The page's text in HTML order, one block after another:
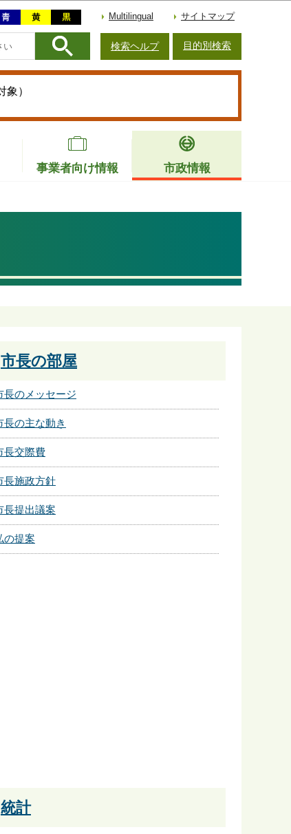
Multilingual サイトマップ
検索ヘルプ 目的別検索
）
事業者向け情報 市政情報
市長の部屋
長のメッセージ
長の主な動き
長交際費
長施政方針
長提出議案
の提案
統計